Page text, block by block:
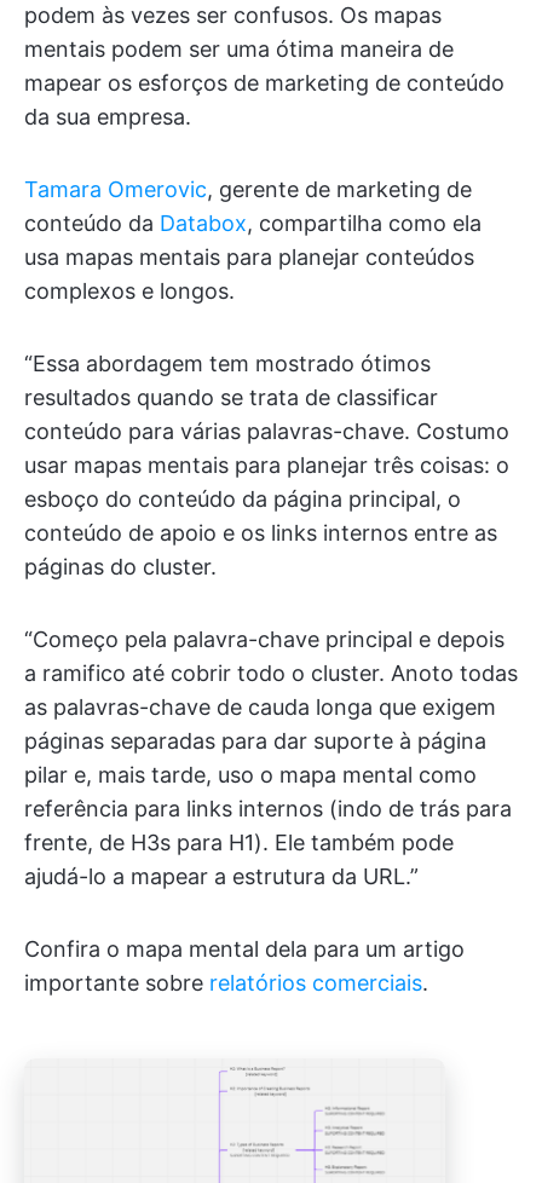
podem às vezes ser confusos. Os mapas
mentais podem ser uma ótima maneira de
mapear os esforços de marketing de conteúdo
da sua empresa.
Tamara Omerovic, gerente de marketing de
conteúdo da Databox, compartilha como ela
usa mapas mentais para planejar conteúdos
complexos e longos.
“Essa abordagem tem mostrado ótimos
resultados quando se trata de classificar
conteúdo para várias palavras-chave. Costumo
usar mapas mentais para planejar três coisas: o
esboço do conteúdo da página principal, o
conteúdo de apoio e os links internos entre as
páginas do cluster.
“Começo pela palavra-chave principal e depois
a ramifico até cobrir todo o cluster. Anoto todas
as palavras-chave de cauda longa que exigem
páginas separadas para dar suporte à página
pilar e, mais tarde, uso o mapa mental como
referência para links internos (indo de trás para
frente, de H3s para H1). Ele também pode
ajudá-lo a mapear a estrutura da URL.”
Confira o mapa mental dela para um artigo
importante sobre relatórios comerciais.